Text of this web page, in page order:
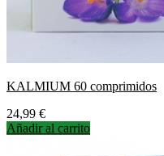
KALMIUM 60 comprimidos
Precio
24,99 €
Añadir al carrito